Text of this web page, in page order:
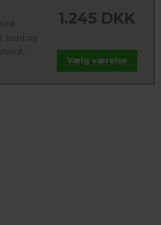
bord og
1.245 DKK
Vælg værelse